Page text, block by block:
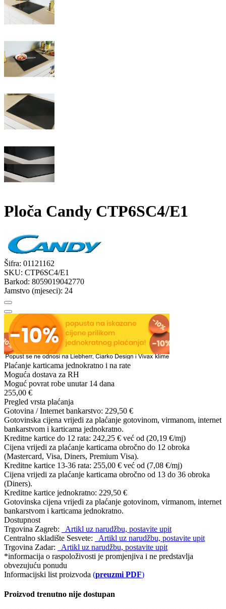
Ploča Candy CTP6SC4/E1
Šifra: 01121162
SKU: CTP6SC4/E1
Barkod: 8059019042770
Jamstvo (mjeseci): 24
Plaćanje karticama jednokratno i na rate
Moguća dostava za RH
Moguć povrat robe unutar 14 dana
255,00 €
Pregled vrsta plaćanja
Gotovina / Internet bankarstvo: 229,50 €
Gotovinska cijena vrijedi za plaćanje gotovinom, virmanom, internet
bankarstvom i karticama jednokratno.
Kreditne kartice do 12 rata: 242,25 € već od (20,19 €/mj)
Cijena vrijedi za plaćanje karticama obročno do 12 obroka
(Mastercard, Visa, Diners, Premium Visa).
Kreditne kartice 13-36 rata: 255,00 € već od (7,08 €/mj)
Cijena vrijedi za plaćanje karticama obročno od 13 do 36 obroka
(Diners).
Kreditne kartice jednokratno: 229,50 €
Gotovinska cijena vrijedi za plaćanje gotovinom, virmanom, internet
bankarstvom i karticama jednokratno.
Dostupnost
Trgovina Zagreb:
Artikl uz narudžbu, postavite upit
Centralno skladište Sesvete:
Artikl uz narudžbu, postavite upit
Trgovina Zadar:
Artikl uz narudžbu, postavite upit
*informacija o raspoloživosti je promjenjiva i ne predstavlja
obvezujuću ponudu
Informacijski list proizvoda (preuzmi PDF)
Proizvod trenutno nije dostupan